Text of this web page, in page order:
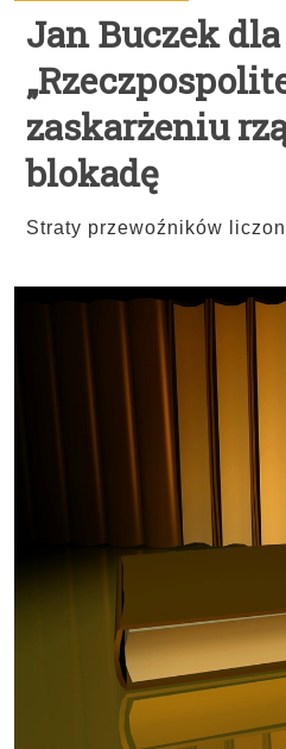
Jan Buczek dla
zaskarżeniu
blokadę
Straty przewoźników